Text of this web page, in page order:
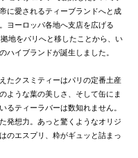
に愛されるティーブランドへと成
ヨーロッパ各地へ支店を広げる
地をパリへと移したことから、い
ハイブランドが誕生しました。
たクスミティーはパリの定番土産
ような葉の美しさ、そして缶にま
るティーラバーは数知れません。
発想力。あっと驚くようなオリジ
のエスプリ、粋がギュッと詰まっ